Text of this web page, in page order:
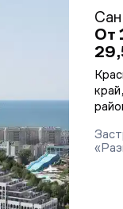
От